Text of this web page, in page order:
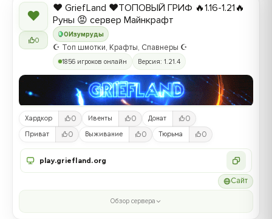
❤
0
0Изумруды
❤️ GriefLand ❤️ТОПОВЫЙ ГРИФ 🔥1.16-1.21🔥
Руны 😡 сервер Майнкрафт
☪️ Топ шмотки, Крафты, Спавнеры ☪️
1856 игроков онлайн Версия: 1.21.4
Хардкор 0 Ивенты 0 Донат 0
Приват 0 Выживание 0 Тюрьма 0
play.griefland.org
Сайт
Обзор сервера